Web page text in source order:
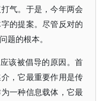
气。于是，今年两会
的提案。尽管反对的
题的根本。
该被倡导的原因。首
，它最重要作用是传
一种信息载体，它最